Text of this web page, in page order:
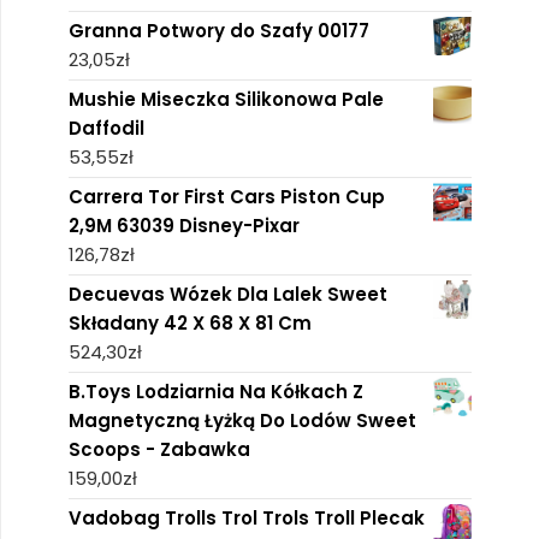
Granna Potwory do Szafy 00177
23,05zł
Mushie Miseczka Silikonowa Pale
Daffodil
53,55zł
Carrera Tor First Cars Piston Cup
2,9M 63039 Disney-Pixar
126,78zł
Decuevas Wózek Dla Lalek Sweet
Składany 42 X 68 X 81 Cm
524,30zł
B.Toys Lodziarnia Na Kółkach Z
Magnetyczną Łyżką Do Lodów Sweet
Scoops - Zabawka
159,00zł
Vadobag Trolls Trol Trols Troll Plecak